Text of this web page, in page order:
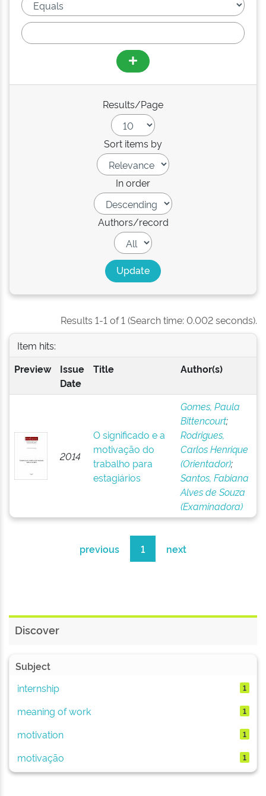
Results/Page
Sort items by
In order
Authors/record
Results 1-1 of 1 (Search time: 0.002 seconds).
Item hits:
Preview
Issue
Date
Title Author(s)
2014
O significado e a
motivação do
trabalho para
estagiários
Gomes, Paula
Bittencourt;
Rodrigues,
Carlos Henrique
(Orientador);
Santos, Fabiana
Alves de Souza
(Examinadora)
previous 1 next
Discover
Subject
internship
1
meaning of work 1
motivation 1
motivação 1